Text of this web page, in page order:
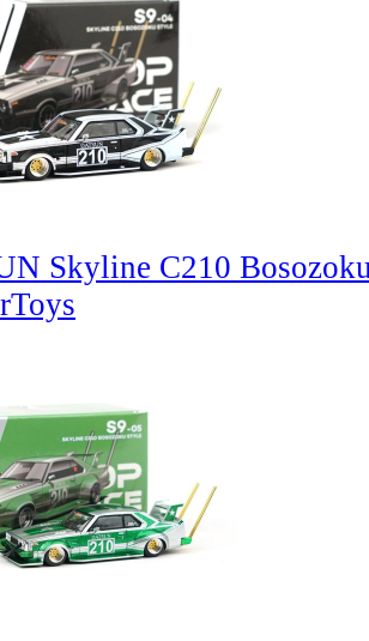
Skyline C210